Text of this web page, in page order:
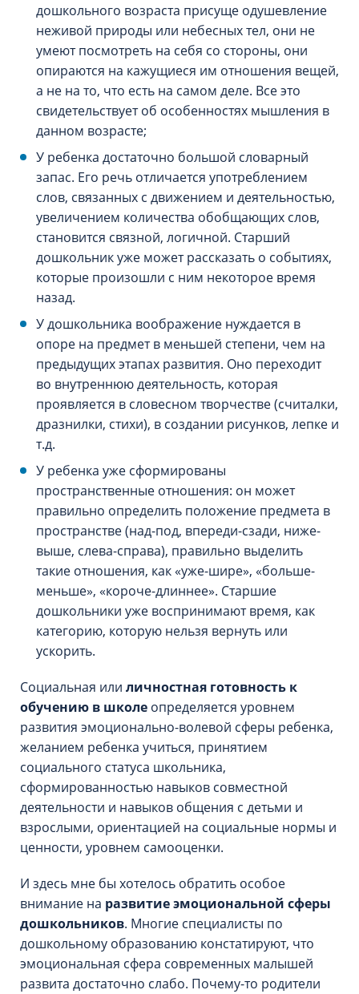
дошкольного возраста присуще одушевление
неживой природы или небесных тел, они не
умеют посмотреть на себя со стороны, они
опираются на кажущиеся им отношения вещей,
а не на то, что есть на самом деле. Все это
свидетельствует об особенностях мышления в
данном возрасте;
У ребенка достаточно большой словарный
запас. Его речь отличается употреблением
слов, связанных с движением и деятельностью,
увеличением количества обобщающих слов,
становится связной, логичной. Старший
дошкольник уже может рассказать о событиях,
которые произошли с ним некоторое время
назад.
У дошкольника воображение нуждается в
опоре на предмет в меньшей степени, чем на
предыдущих этапах развития. Оно переходит
во внутреннюю деятельность, которая
проявляется в словесном творчестве (считалки,
дразнилки, стихи), в создании рисунков, лепке и
т.д.
У ребенка уже сформированы
пространственные отношения: он может
правильно определить положение предмета в
пространстве (над-под, впереди-сзади, ниже-
выше, слева-справа), правильно выделить
такие отношения, как «уже-шире», «больше-
меньше», «короче-длиннее». Старшие
дошкольники уже воспринимают время, как
категорию, которую нельзя вернуть или
ускорить.
Социальная или личностная готовность к
обучению в школе определяется уровнем
развития эмоционально-волевой сферы ребенка,
желанием ребенка учиться, принятием
социального статуса школьника,
сформированностью навыков совместной
деятельности и навыков общения с детьми и
взрослыми, ориентацией на социальные нормы и
ценности, уровнем самооценки.
И здесь мне бы хотелось обратить особое
внимание на развитие эмоциональной сферы
дошкольников. Многие специалисты по
дошкольному образованию констатируют, что
эмоциональная сфера современных малышей
развита достаточно слабо. Почему-то родители